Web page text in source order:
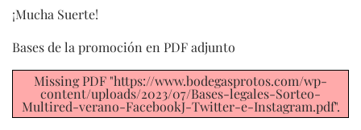
¡Mucha Suerte!
Bases de la promoción en PDF adjunto
Missing PDF "https://www.bodegasprotos.com/wp-
content/uploads/2023/07/Bases-legales-Sorteo-
Multired-verano-FacebookJ-Twitter-e-Instagram.pdf".